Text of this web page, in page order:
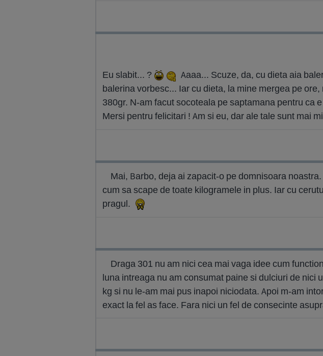
Eu slabit... ? Aaaa... Scuze, da, cu dieta aia
balerina vorbesc... Iar cu dieta, la mine mergea pe
380gr. N-am facut socoteala pe saptamana pentru ca
Mersi pentru felicitari ! Am si eu, dar ale tale sunt mai
Mai, Barbo, deja ai zapacit-o pe domnisoara
cum sa scape de toate kilogramele in plus. Iar cu
pragul.
Draga 301 nu am nici cea mai vaga idee cum
luna intreaga nu am consumat paine si dulciuri de nici
kg si nu le-am mai pus inapoi niciodata. Apoi m-am
exact la fel as face. Fara nici un fel de consecinte